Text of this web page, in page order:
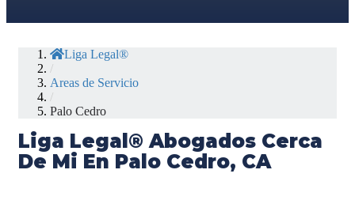
Liga Legal®
/
Areas de Servicio
/
Palo Cedro
Liga Legal® Abogados Cerca
De Mi En Palo Cedro, CA